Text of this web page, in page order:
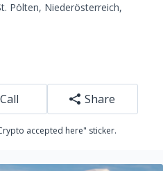
Pölten, Niederösterreich,
Call Share
accepted here" sticker.